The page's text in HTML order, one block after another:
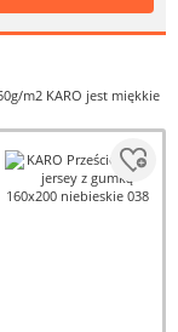
m2 KARO jest miękkie